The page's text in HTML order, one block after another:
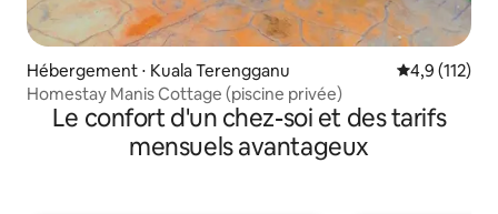
Hébergement ⋅ Kuala Terengganu Évaluation
4,9 (112)
Homestay Manis Cottage (piscine privée)
Le confort d'un chez-soi et des tarifs
mensuels avantageux